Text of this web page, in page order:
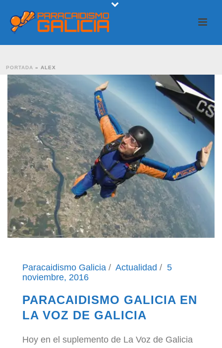
PORTADA » ALEX
Paracaidismo Galicia Actualidad
5
noviembre, 2016
PARACAIDISMO GALICIA EN
LA VOZ DE GALICIA
Hoy en el suplemento de La Voz de Galicia